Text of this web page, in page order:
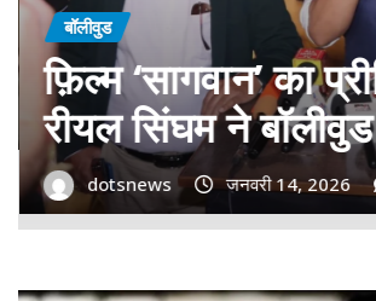
गोवा मुख्यमंत्री डॉ.
बड़ा समर्थन; पोस्टर
गोदान की टीम का
dotsnews जनवरी 9, 2026